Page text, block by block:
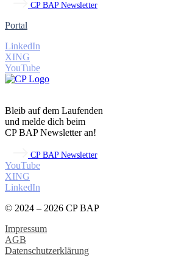
CP BAP Newsletter
Portal
LinkedIn
XING
YouTube
Bleib auf dem Laufenden
und melde dich beim
CP BAP Newsletter an!
CP BAP Newsletter
YouTube
XING
LinkedIn
© 2024 – 2026 CP BAP
Impressum
AGB
Datenschutzerklärung